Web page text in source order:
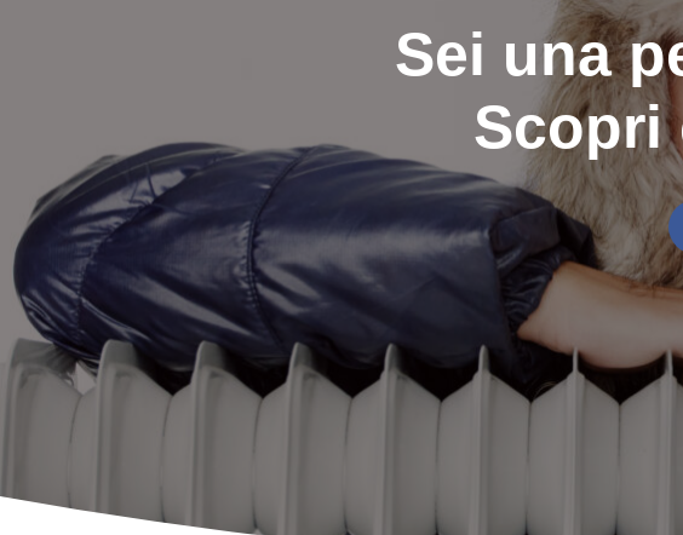
Sei una
Scopri